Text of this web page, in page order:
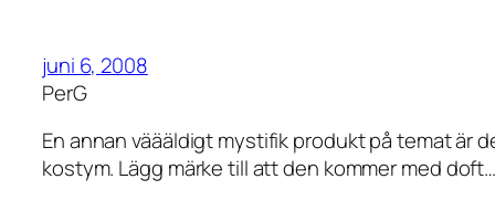
juni 6, 2008
PerG
En annan väääldigt mystifik produkt på temat är
kostym. Lägg märke till att den kommer med